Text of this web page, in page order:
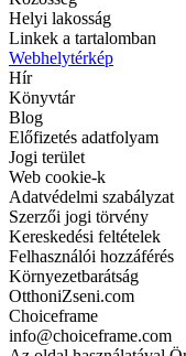
Helyi lakosság
Linkek a tartalomban
Webhelytérkép
Hír
Könyvtár
Blog
Előfizetés adatfolyam
Jogi terület
Web cookie-k
Adatvédelmi szabályzat
Szerzői jogi törvény
Kereskedési feltételek
Felhasználói hozzáférés
Környezetbarátság
OtthoniZseni.com
Choiceframe
info@choiceframe.com